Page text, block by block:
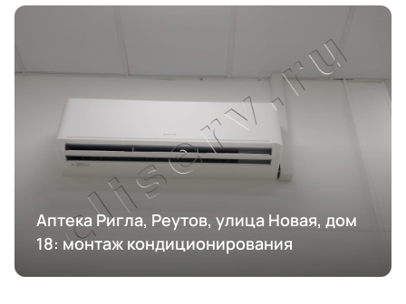
Аптека Ригла, Реутов, улица Новая, дом
18: монтаж кондиционирования